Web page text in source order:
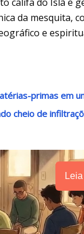
da mesquita,
e
primas em
cheio de